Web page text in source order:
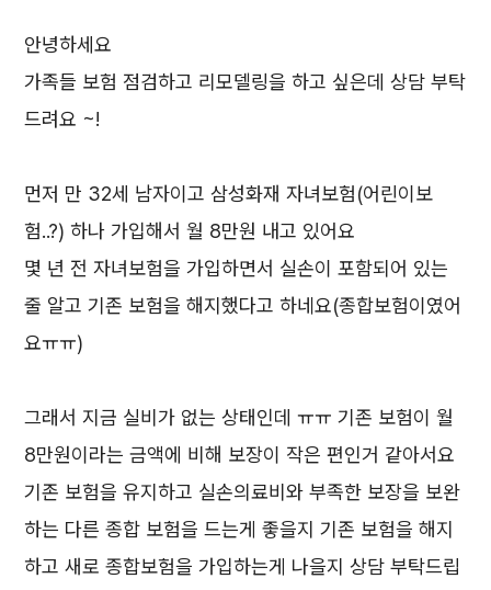
안녕하세요
가족들 보험 점검하고 리모델링을 하고 싶은데 상담 부탁
드려요 ~!
먼저 만 32세 남자이고 삼성화재 자녀보험(어린이보
험..?) 하나 가입해서 월 8만원 내고 있어요
몇 년 전 자녀보험을 가입하면서 실손이 포함되어 있는
줄 알고 기존 보험을 해지했다고 하네요(종합보험이였어
요ㅠㅠ)
그래서 지금 실비가 없는 상태인데 ㅠㅠ 기존 보험이 월
8만원이라는 금액에 비해 보장이 작은 편인거 같아서요
기존 보험을 유지하고 실손의료비와 부족한 보장을 보완
하는 다른 종합 보험을 드는게 좋을지 기존 보험을 해지
하고 새로 종합보험을 가입하는게 나을지 상담 부탁드립